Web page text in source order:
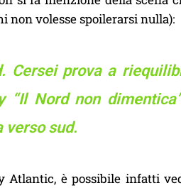
non volesse spoilerarsi nulla):
prova a
“Il Nord non
verso sud.
Atlantic, è possibile infatti